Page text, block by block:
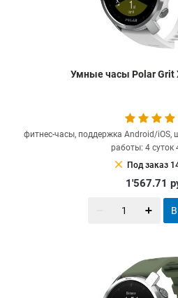
Умные часы Polar Grit
фитнес-часы, поддержка Android/iOS,
работы: 4 суток
clear Под заказ
1'567.71